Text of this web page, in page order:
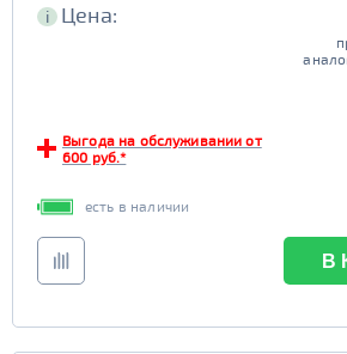
i Цена:
Выгода на обслуживании от
600 руб.*
есть в наличии
В